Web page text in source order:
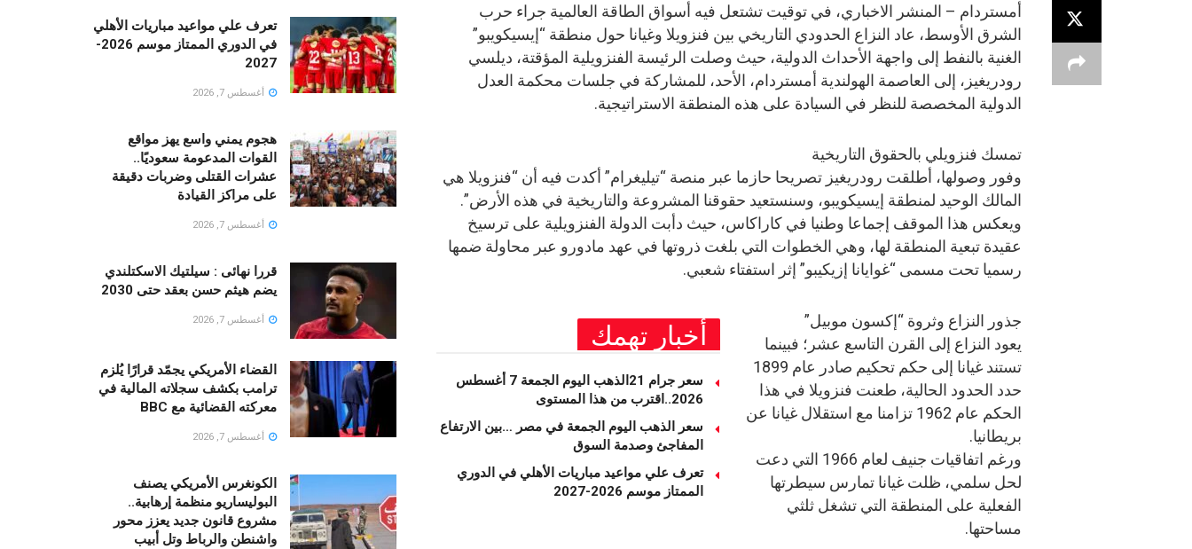
أمستردام – المنشر الاخباري، في توقيت تشتعل فيه أسواق الطاقة العالمية جراء حرب
الشرق الأوسط، عاد النزاع الحدودي التاريخي بين فنزويلا وغيانا حول منطقة “إيسيكويبو”
الغنية بالنفط إلى واجهة الأحداث الدولية، حيث وصلت الرئيسة الفنزويلية المؤقتة، ديلسي
رودريغيز، إلى العاصمة الهولندية أمستردام، الأحد، للمشاركة في جلسات محكمة العدل
الدولية المخصصة للنظر في السيادة على هذه المنطقة الاستراتيجية.
تمسك فنزويلي بالحقوق التاريخية
وفور وصولها، أطلقت رودريغيز تصريحا حازما عبر منصة “تيليغرام” أكدت فيه أن “فنزويلا هي
المالك الوحيد لمنطقة إيسيكويبو، وسنستعيد حقوقنا المشروعة والتاريخية في هذه الأرض”.
ويعكس هذا الموقف إجماعا وطنيا في كاراكاس، حيث دأبت الدولة الفنزويلية على ترسيخ
عقيدة تبعية المنطقة لها، وهي الخطوات التي بلغت ذروتها في عهد مادورو عبر محاولة ضمها
رسميا تحت مسمى “غوايانا إزيكيبو” إثر استفتاء شعبي.
أخبار تهمك
سعر جرام 21الذهب اليوم الجمعة 7 أغسطس
2026..اقترب من هذا المستوى
سعر الذهب اليوم الجمعة في مصر …بين الارتفاع
المفاجئ وصدمة السوق
تعرف علي مواعيد مباريات الأهلي في الدوري
الممتاز موسم 2026-2027
جذور النزاع وثروة “إكسون موبيل”
يعود النزاع إلى القرن التاسع عشر؛ فبينما
تستند غيانا إلى حكم تحكيم صادر عام 1899
حدد الحدود الحالية، طعنت فنزويلا في هذا
الحكم عام 1962 تزامنا مع استقلال غيانا عن
بريطانيا.
ورغم اتفاقيات جنيف لعام 1966 التي دعت
لحل سلمي، ظلت غيانا تمارس سيطرتها
الفعلية على المنطقة التي تشغل ثلثي
مساحتها.
تعرف علي مواعيد مباريات الأهلي
في الدوري الممتاز موسم 2026-
2027
أغسطس 7, 2026
هجوم يمني واسع يهز مواقع
القوات المدعومة سعوديًا..
عشرات القتلى وضربات دقيقة
على مراكز القيادة
أغسطس 7, 2026
قررا نهائى : سيلتيك الاسكتلندي
يضم هيثم حسن بعقد حتى 2030
أغسطس 7, 2026
القضاء الأمريكي يجمّد قرارًا يُلزم
ترامب بكشف سجلاته المالية في
معركته القضائية مع BBC
أغسطس 7, 2026
الكونغرس الأمريكي يصنف
البوليساريو منظمة إرهابية..
مشروع قانون جديد يعزز محور
واشنطن والرباط وتل أبيب